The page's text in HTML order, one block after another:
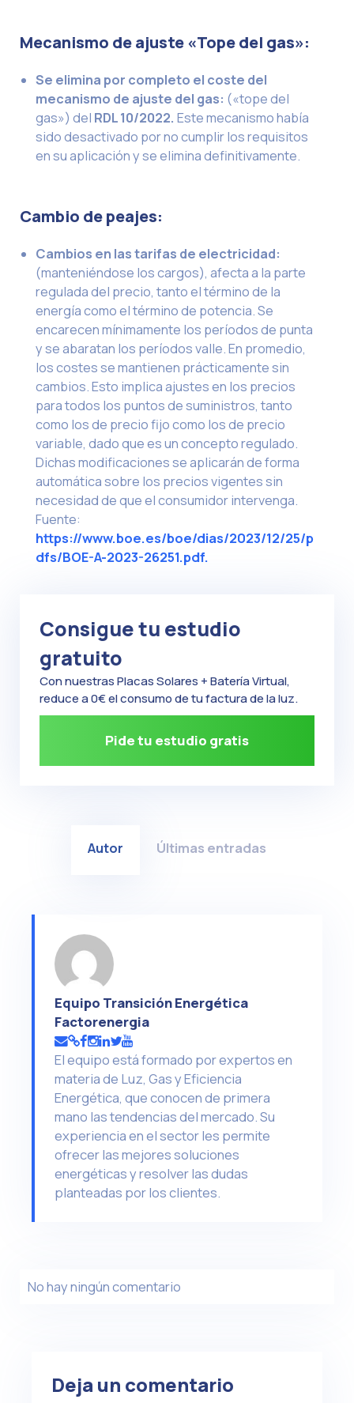
Mecanismo de ajuste «Tope del gas»:
Se elimina por completo el coste del
mecanismo de ajuste del gas: («tope del
gas») del RDL 10/2022. Este mecanismo había
sido desactivado por no cumplir los requisitos
en su aplicación y se elimina definitivamente.
Cambio de peajes:
Cambios en las tarifas de electricidad:
(manteniéndose los cargos), afecta a la parte
regulada del precio, tanto el término de la
energía como el término de potencia. Se
encarecen mínimamente los períodos de punta
y se abaratan los períodos valle. En promedio,
los costes se mantienen prácticamente sin
cambios. Esto implica ajustes en los precios
para todos los puntos de suministros, tanto
como los de precio fijo como los de precio
variable, dado que es un concepto regulado.
Dichas modificaciones se aplicarán de forma
automática sobre los precios vigentes sin
necesidad de que el consumidor intervenga.
Fuente:
https://www.boe.es/boe/dias/2023/12/25/p
dfs/BOE-A-2023-26251.pdf.
Consigue tu estudio
gratuito
Con nuestras Placas Solares + Batería Virtual,
reduce a 0€ el consumo de tu factura de la luz.
Pide tu estudio gratis
Autor Últimas entradas
Equipo Transición Energética
Factorenergia
El equipo está formado por expertos en
materia de Luz, Gas y Eficiencia
Energética, que conocen de primera
mano las tendencias del mercado. Su
experiencia en el sector les permite
ofrecer las mejores soluciones
energéticas y resolver las dudas
planteadas por los clientes.
No hay ningún comentario
Deja un comentario